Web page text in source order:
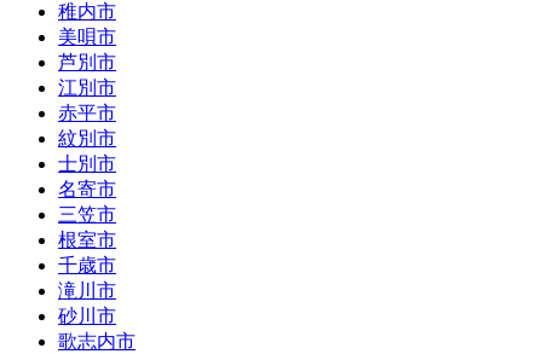
稚内市
美唄市
芦別市
江別市
赤平市
紋別市
士別市
名寄市
三笠市
根室市
千歳市
滝川市
砂川市
歌志内市